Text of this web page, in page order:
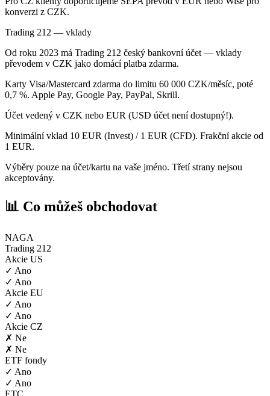
konverzi z CZK.
Trading 212 — vklady
Od roku 2023 má Trading 212 český bankovní účet — vklady
převodem v CZK jako domácí platba zdarma.
Karty Visa/Mastercard zdarma do limitu 60 000 CZK/měsíc, poté
0,7 %. Apple Pay, Google Pay, PayPal, Skrill.
Účet vedený v CZK nebo EUR (USD účet není dostupný!).
Minimální vklad 10 EUR (Invest) / 1 EUR (CFD). Frakční akcie od
1 EUR.
Výběry pouze na účet/kartu na vaše jméno. Třetí strany nejsou
akceptovány.
📊 Co můžeš obchodovat
NAGA
Trading 212
Akcie US
✓ Ano
✓ Ano
Akcie EU
✓ Ano
✓ Ano
Akcie CZ
✗ Ne
✗ Ne
ETF fondy
✓ Ano
✓ Ano